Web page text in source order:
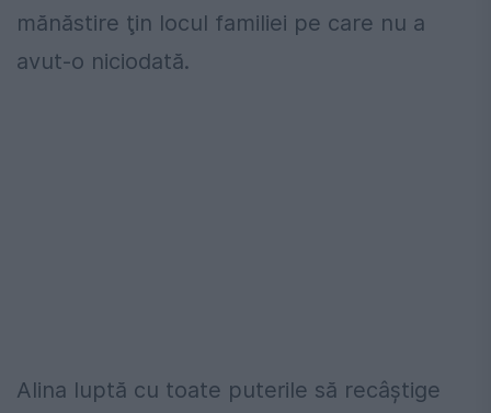
mănăstire ţin locul familiei pe care nu a
avut-o niciodată.
Alina luptă cu toate puterile să recâştige